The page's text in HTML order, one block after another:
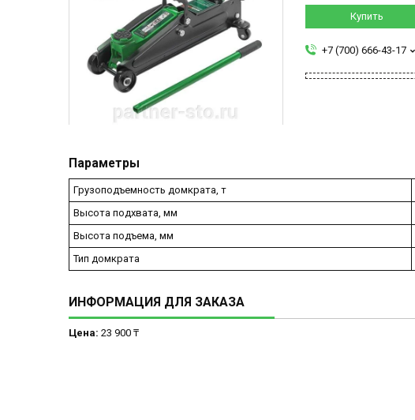
Купить
+7 (700) 666-43-17
Параметры
Грузоподъемность домкрата, т
Высота подхвата, мм
Высота подъема, мм
Тип домкрата
ИНФОРМАЦИЯ ДЛЯ ЗАКАЗА
Цена: 23 900 ₸